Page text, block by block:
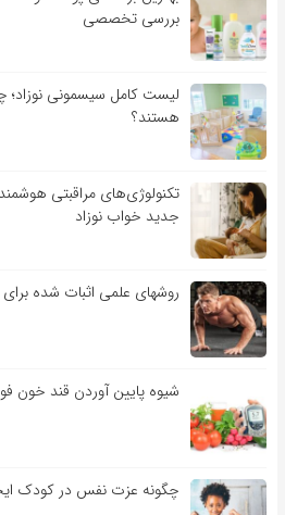
بررسی تخصصی
لیست کامل سیسمونی نوزاد؛
هستند؟
تکنولوژی‌های مراقبتی
جدید خواب نوزاد
روشهای علمی اثبات شده
شیوه پایین آوردن قند خون
چگونه عزت نفس در کودک